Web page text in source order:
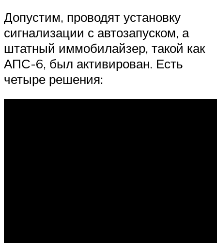
Допустим, проводят установку
сигнализации с автозапуском, а
штатный иммобилайзер, такой как
АПС-6, был активирован. Есть
четыре решения: